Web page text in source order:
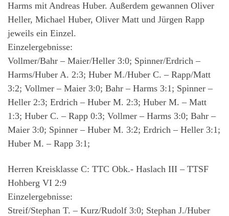
Harms mit Andreas Huber. Außerdem gewannen Oliver
Heller, Michael Huber, Oliver Matt und Jürgen Rapp
jeweils ein Einzel.
Einzelergebnisse:
Vollmer/Bahr – Maier/Heller 3:0; Spinner/Erdrich –
Harms/Huber A. 2:3; Huber M./Huber C. – Rapp/Matt
3:2; Vollmer – Maier 3:0; Bahr – Harms 3:1; Spinner –
Heller 2:3; Erdrich – Huber M. 2:3; Huber M. – Matt
1:3; Huber C. – Rapp 0:3; Vollmer – Harms 3:0; Bahr –
Maier 3:0; Spinner – Huber M. 3:2; Erdrich – Heller 3:1;
Huber M. – Rapp 3:1;
Herren Kreisklasse C: TTC Obk.- Haslach III – TTSF
Hohberg VI 2:9
Einzelergebnisse:
Streif/Stephan T. – Kurz/Rudolf 3:0; Stephan J./Huber